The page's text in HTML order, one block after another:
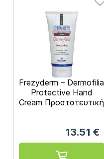
Frezyderm – Dermofilia
Protective Hand
Cream Προστατευτική
13.51 €